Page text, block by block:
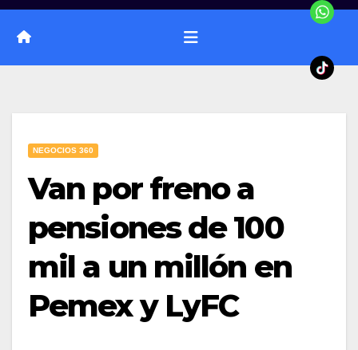
NEGOCIOS 360
Van por freno a
pensiones de 100
mil a un millón en
Pemex y LyFC